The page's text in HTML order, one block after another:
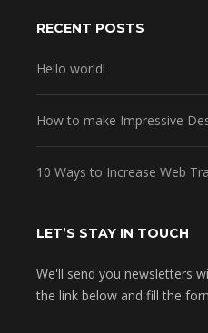
RECENT POSTS
Hello world!
How to make Impressive
10 Ways to Increase Web
LET’S STAY IN TOUCH
We'll send you newsletters
the link below and fill the